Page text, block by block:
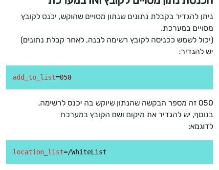
ניתן להגדיר בקבלת נתונים שנתון מסויים שהוקש, יכנס לקובץ
מסויים במערכת.
(יכול לשמש ככניסה לקובץ רשימה לבנה, לאחר קבלת נתונים)
יש להגדיר:
add_to_list=050
050 זה מספר הבקשה שהנתון שיוקש בה יכנס לרשימה.
בנוסף, יש להגדיר את מיקום ושם הקובץ במערכת
לדוגמא:
location_list